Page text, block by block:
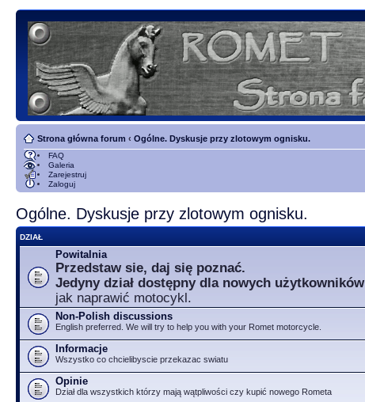
Strona główna forum ‹ Ogólne. Dyskusje przy zlotowym ognisku.
FAQ
Galeria
Zarejestruj
Zaloguj
Ogólne. Dyskusje przy zlotowym ognisku.
DZIAŁ
Powitalnia
Przedstaw sie, daj się poznać.
Jedyny dział dostępny dla nowych użytkowników
jak naprawić motocykl.
Non-Polish discussions
English preferred. We will try to help you with your Romet motorcycle.
Informacje
Wszystko co chcielibyscie przekazac swiatu
Opinie
Dział dla wszystkich którzy mają wątpliwości czy kupić nowego Rometa